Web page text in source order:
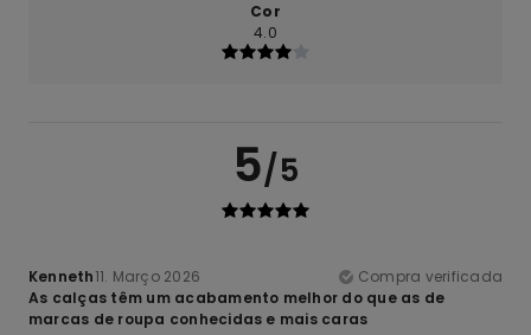
Cor
4.0
5/5
Kenneth11. Março 2026
Compra verificada
As calças têm um acabamento melhor do que as de
marcas de roupa conhecidas e mais caras